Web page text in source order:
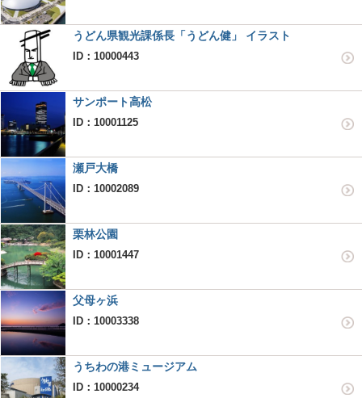
うどん県観光課係長「うどん健」 イラスト
ID：10000443
サンポート高松
ID：10001125
瀬戸大橋
ID：10002089
栗林公園
ID：10001447
父母ヶ浜
ID：10003338
うちわの港ミュージアム
ID：10000234